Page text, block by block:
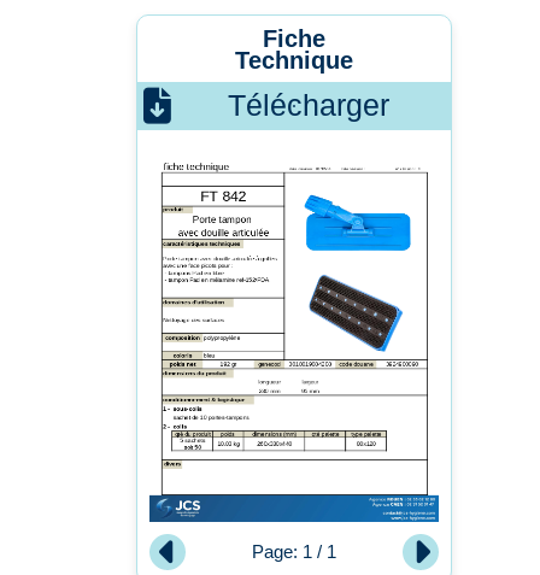
Fiche
Technique
Télécharger
Page: 1 / 1